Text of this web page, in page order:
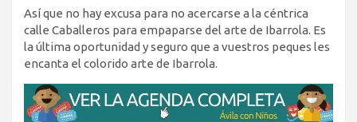
Así que no hay excusa para no acercarse a la céntrica
calle Caballeros para empaparse del arte de Ibarrola. Es
la última oportunidad y seguro que a vuestros peques les
encanta el colorido arte de Ibarrola.